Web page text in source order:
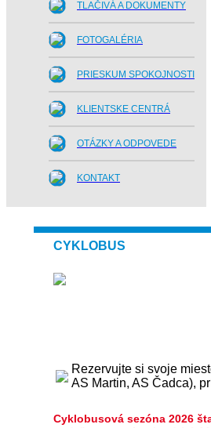
TLAČIVÁ A DOKUMENTY
FOTOGALÉRIA
PRIESKUM SPOKOJNOSTI
KLIENTSKE CENTRÁ
OTÁZKY A ODPOVEDE
KONTAKT
CYKLOBUS
Rezervujte si svoje
AS Martin, AS Čadca),
Cyklobusová sezóna 2026